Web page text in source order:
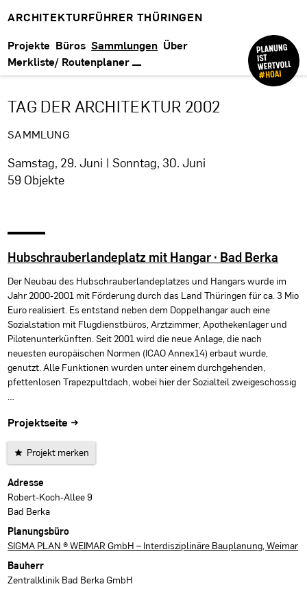
ARCHITEKTURFÜHRER THÜRINGEN
Projekte Büros Sammlungen Über
Merkliste/ Routenplaner
TAG DER ARCHITEKTUR 2002
SAMMLUNG
Samstag, 29. Juni | Sonntag, 30. Juni
59 Objekte
Hubschrauberlandeplatz mit Hangar · Bad Berka
Der Neubau des Hubschrauberlandeplatzes und Hangars wurde im
Jahr 2000-2001 mit Förderung durch das Land Thüringen für ca. 3 Mio
Euro realisiert. Es entstand neben dem Doppelhangar auch eine
Sozialstation mit Flugdienstbüros, Arztzimmer, Apothekenlager und
Pilotenunterkünften. Seit 2001 wird die neue Anlage, die nach
neuesten europäischen Normen (ICAO Annex14) erbaut wurde,
genutzt. Alle Funktionen wurden unter einem durchgehenden,
pfettenlosen Trapezpultdach, wobei hier der Sozialteil zweigeschossig
…
Projektseite →
Projekt merken
Projektdaten
Adresse
Robert-Koch-Allee 9
Bad Berka
Planungsbüro
SIGMA PLAN ® WEIMAR GmbH – Interdisziplinäre Bauplanung, Weimar
Bauherr
Zentralklinik Bad Berka GmbH